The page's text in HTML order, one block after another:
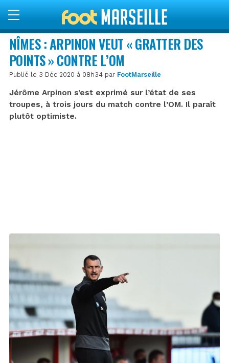
NÎMES : ARPINON VEUT « GRATTER DES
POINTS » CONTRE L’OM
Publié le 3 Déc 2020 à 08h34 par FootMarseille
Jérôme Arpinon s’est exprimé sur l’état de ses
troupes, à trois jours du match contre l’OM. Il paraît
plutôt optimiste.